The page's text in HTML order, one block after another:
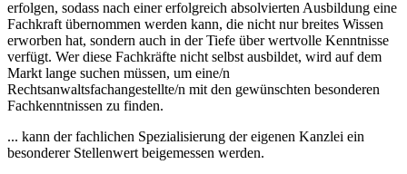
erfolgen, sodass nach einer erfolgreich absolvierten Ausbildung eine
Fachkraft übernommen werden kann, die nicht nur breites Wissen
erworben hat, sondern auch in der Tiefe über wertvolle Kenntnisse
verfügt. Wer diese Fachkräfte nicht selbst ausbildet, wird auf dem
Markt lange suchen müssen, um eine/n
Rechtsanwaltsfachangestellte/n mit den gewünschten besonderen
Fachkenntnissen zu finden.
... kann der fachlichen Spezialisierung der eigenen Kanzlei ein
besonderer Stellenwert beigemessen werden.